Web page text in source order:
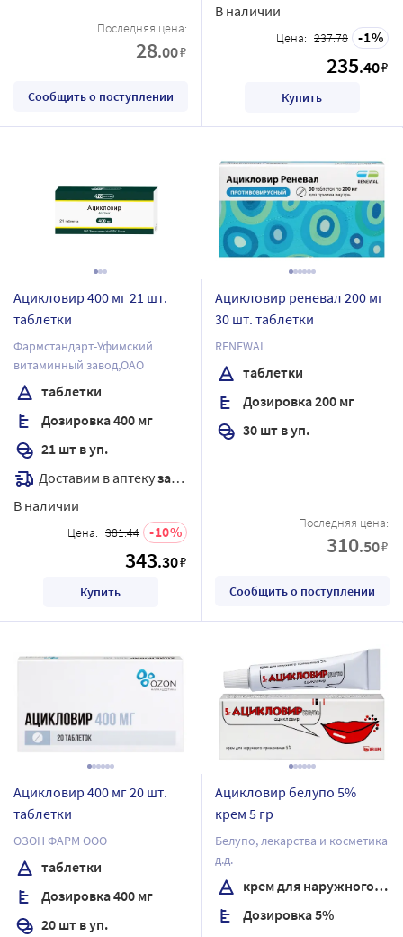
Последняя цена:
28.00₽
Сообщить о поступлении
В наличии
Цена: 237.78 1
235.40₽
Купить
Ацикловир 400 мг 21 шт.
таблетки
Фармстандарт-Уфимский
витаминный завод,ОАО
таблетки
Дозировка 400 мг
21 шт в уп.
Доставим в аптекузавтра
В наличии
Цена: 381.44 10
343.30₽
Купить
Ацикловир реневал 200 мг
30 шт. таблетки
RENEWAL
таблетки
Дозировка 200 мг
30 шт в уп.
Последняя цена:
310.50₽
Сообщить о поступлении
Ацикловир 400 мг 20 шт.
таблетки
ОЗОН ФАРМ ООО
таблетки
Дозировка 400 мг
20 шт в уп.
Ацикловир белупо 5%
крем 5 гр
Белупо, лекарства и косметика
д.д.
крем для наружного применения
Дозировка 5%